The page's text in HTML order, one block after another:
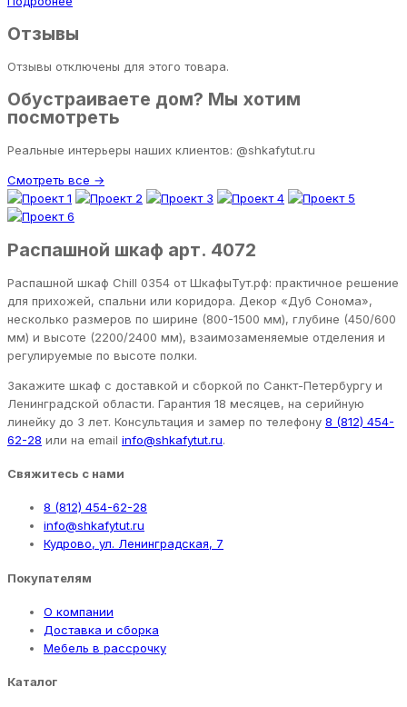
Отзывы
Отзывы отключены для этого товара.
Обустраиваете дом? Мы хотим
посмотреть
Реальные интерьеры наших клиентов: @shkafytut.ru
Смотреть все →
Распашной шкаф арт. 4072
Распашной шкаф Chill 0354 от ШкафыТут.рф: практичное решение
для прихожей, спальни или коридора. Декор «Дуб Сонома»,
несколько размеров по ширине (800-1500 мм), глубине (450/600
мм) и высоте (2200/2400 мм), взаимозаменяемые отделения и
регулируемые по высоте полки.
Закажите шкаф с доставкой и сборкой по Санкт-Петербургу и
Ленинградской области. Гарантия 18 месяцев, на серийную
линейку до 3 лет. Консультация и замер по телефону 8 (812) 454-
62-28 или на email info@shkafytut.ru.
Свяжитесь с нами
8 (812) 454-62-28
info@shkafytut.ru
Кудрово, ул. Ленинградская, 7
Покупателям
О компании
Доставка и сборка
Мебель в рассрочку
Каталог